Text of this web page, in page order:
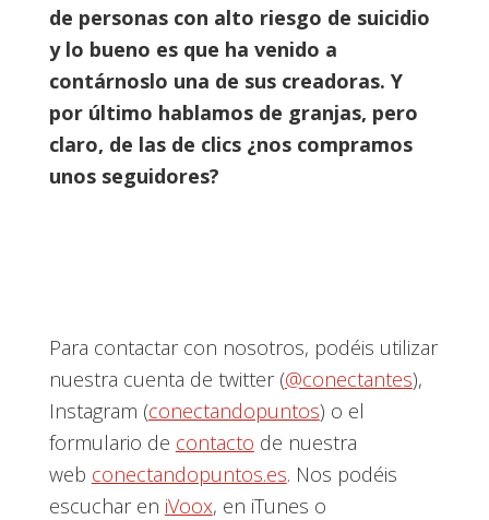
de personas con alto riesgo de suicidio
y lo bueno es que ha venido a
contárnoslo una de sus creadoras. Y
por último hablamos de granjas, pero
claro, de las de clics ¿nos compramos
unos seguidores?
Para contactar con nosotros, podéis utilizar
nuestra cuenta de twitter (@conectantes),
Instagram (conectandopuntos) o el
formulario de contacto de nuestra
web conectandopuntos.es. Nos podéis
escuchar en iVoox, en iTunes o